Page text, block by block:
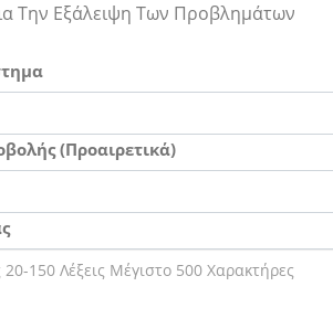
Την Εξάλειψη Των Προβλημάτων
(Προαιρετικά)